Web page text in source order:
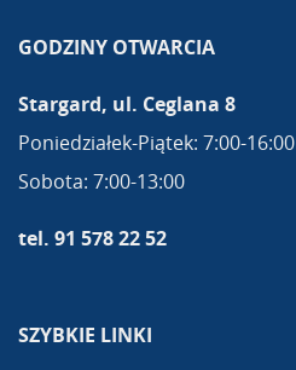
GODZINY OTWARCIA
Stargard, ul. Ceglana 8
Poniedziałek-Piątek: 7:00-16:00
Sobota: 7:00-13:00
tel. 91 578 22 52
SZYBKIE LINKI